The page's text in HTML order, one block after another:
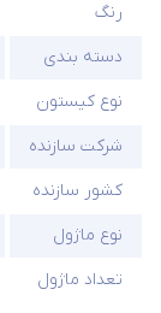
رنگ
دسته بندی
نوع کیستون
شرکت سازنده
کشور سازنده
نوع ماژول
تعداد ماژول